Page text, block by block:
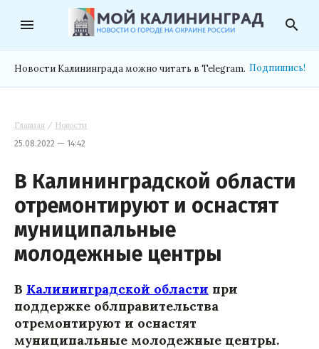
menu search
Новости Калининграда можно читать в Telegram. Подпишись!
Главная / Новости
25.08.2022 — 14:42
В Калининградской области
отремонтируют и оснастят
муниципальные
молодежные центры
В Калининградской области при
поддержке облправительства
отремонтируют и оснастят
муниципальные молодежные центры.